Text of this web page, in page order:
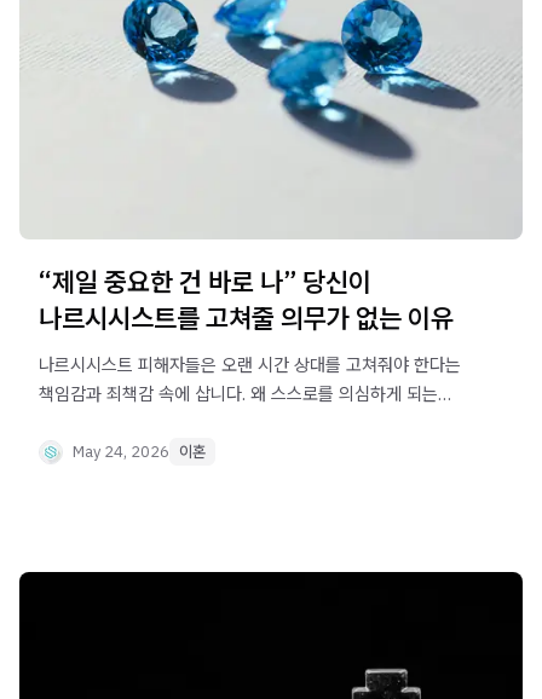
“제일 중요한 건 바로 나” 당신이
나르시시스트를 고쳐줄 의무가 없는 이유
나르시시스트 피해자들은 오랜 시간 상대를 고쳐줘야 한다는
책임감과 죄책감 속에 삽니다. 왜 스스로를 의심하게 되는지,
May 24, 2026 이혼